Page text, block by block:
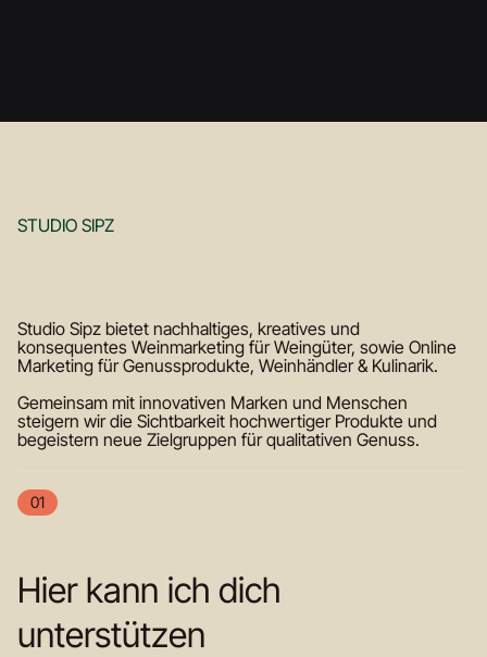
STUDIO SIPZ
Studio Sipz bietet nachhaltiges, kreatives und
konsequentes Weinmarketing für Weingüter, sowie Online
Marketing für Genussprodukte, Weinhändler & Kulinarik.
Gemeinsam mit innovativen Marken und Menschen
steigern wir die Sichtbarkeit hochwertiger Produkte und
begeistern neue Zielgruppen für qualitativen Genuss.
01
Hier kann ich dich
unterstützen